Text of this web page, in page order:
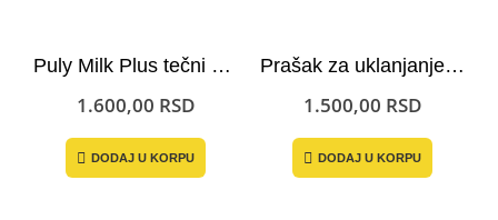
Puly Milk Plus tečni deterdžent za čišćenje cevi za paru
1.600,00 RSD
DODAJ U KORPU
Prašak za uklanjanje kamenca iz aparata za espresso – Puly Cleaner
1.500,00 RSD
DODAJ U KORPU